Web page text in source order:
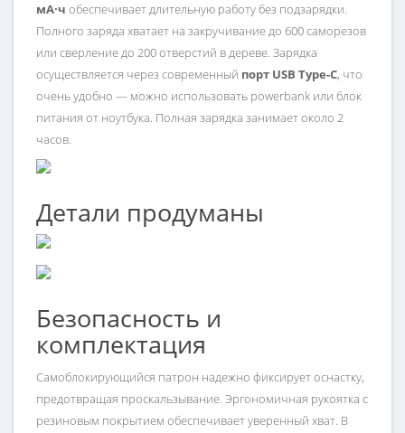
мА·ч обеспечивает длительную работу без подзарядки.
Полного заряда хватает на закручивание до 600 саморезов
или сверление до 200 отверстий в дереве. Зарядка
осуществляется через современный порт USB Type-C, что
очень удобно — можно использовать powerbank или блок
питания от ноутбука. Полная зарядка занимает около 2
часов.
Детали продуманы
Безопасность и
комплектация
Самоблокирующийся патрон надежно фиксирует оснастку,
предотвращая проскальзывание. Эргономичная рукоятка с
резиновым покрытием обеспечивает уверенный хват. В